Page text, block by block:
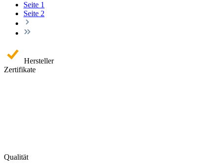
Seite 1
Seite 2
Hersteller
Zertifikate
Qualität